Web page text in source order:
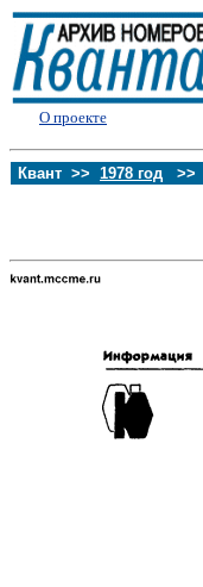
О проекте
Квант >> 1978 год >>